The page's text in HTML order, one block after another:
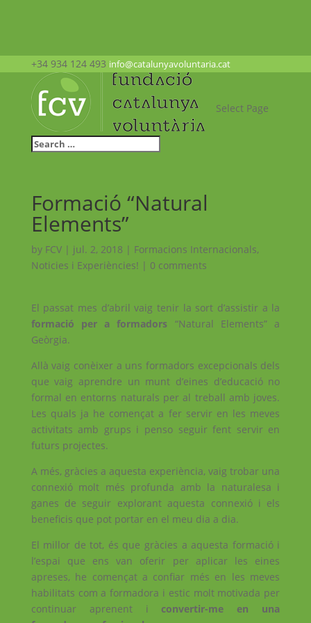
+34 934 124 493 info@catalunyavoluntaria.cat
Select Page
Formació “Natural
Elements”
by FCV| jul. 2, 2018 | Formacions Internacionals,
Noticies i Experiències! | 0 comments
El passat mes d’abril vaig tenir la sort d’assistir a la
formació per a formadors “Natural Elements” a
Geòrgia.
Allà vaig conèixer a uns formadors excepcionals dels
que vaig aprendre un munt d’eines d’educació no
formal en entorns naturals per al treball amb joves.
Les quals ja he començat a fer servir en les meves
activitats amb grups i penso seguir fent servir en
futurs projectes.
A més, gràcies a aquesta experiència, vaig trobar una
connexió molt més profunda amb la naturalesa i
ganes de seguir explorant aquesta connexió i els
beneficis que pot portar en el meu dia a dia.
El millor de tot, és que gràcies a aquesta formació i
l’espai que ens van oferir per aplicar les eines
apreses, he començat a confiar més en les meves
habilitats com a formadora i estic molt motivada per
continuar aprenent i convertir-me en una